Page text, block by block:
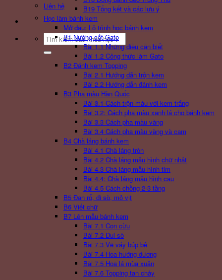
Liên hệ
Search
for:
B19 Tổng kết và các lưu ý
Học làm bánh kem
Mở đầu: Lộ trình học bánh kem
B1 Nướng cốt Gato
Bài 1.1 Những điều cần biết
Bài 1.2 Công thức làm Gato
B2 Đánh kem Topping
Bài 2.1 Hướng dẫn trộn kem
Bài 2.2 Hướng dẫn đánh kem
B3 Pha màu Hàn Quốc
Bài 3.1 Cách trộn màu với kem trắng
Bài 3.2: Cách pha màu xanh lá cho bánh kem
Bài 3.3 Cách pha màu vàng
Bài 3.4 Cách pha màu vàng và cam
B4 Chà láng bánh kem
Bài 4.1 Chà láng tròn
Bài 4.2 Chà láng mẫu hình chữ nhật
Bài 4.3 Chà láng mẫu hình tim
Bài 4.4: Chà láng mẫu hình cầu
Bài 4.5 Cách chồng 2-3 tầng
B5 Đan rổ, đi sò, mỏ vịt
B6 Viết chữ
B7 Lên mẫu bánh kem
Bài 7.1 Con cừu
Bài 7.2 Đui sò
Bài 7.3 Vẽ váy búp bê
Bài 7.4 Hoa hướng dương
Bài 7.5 Hoa lá mùa xuân
Bài 7.6 Topping tan chảy